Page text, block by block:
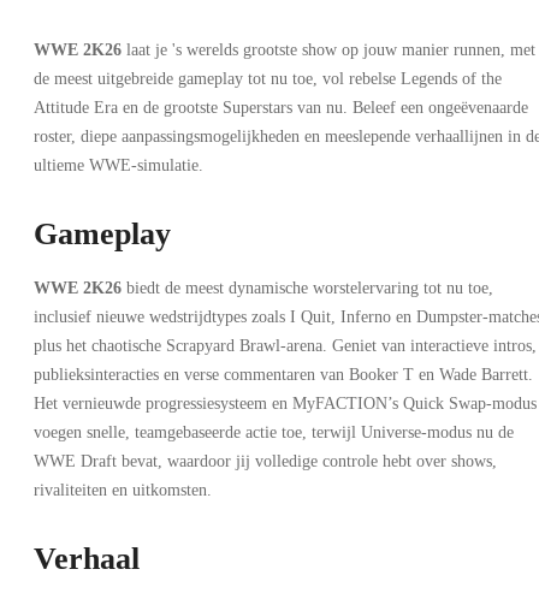
WWE 2K26 laat je 's werelds grootste show op jouw manier runnen, met
de meest uitgebreide gameplay tot nu toe, vol rebelse Legends of the
Attitude Era en de grootste Superstars van nu. Beleef een ongeëvenaarde
roster, diepe aanpassingsmogelijkheden en meeslepende verhaallijnen in
ultieme WWE-simulatie.
Gameplay
WWE 2K26 biedt de meest dynamische worstelervaring tot nu toe,
inclusief nieuwe wedstrijdtypes zoals I Quit, Inferno en Dumpster-
plus het chaotische Scrapyard Brawl-arena. Geniet van interactieve intros,
publieksinteracties en verse commentaren van Booker T en Wade Barrett.
Het vernieuwde progressiesysteem en MyFACTION’s Quick Swap-modus
voegen snelle, teamgebaseerde actie toe, terwijl Universe-modus nu de
WWE Draft bevat, waardoor jij volledige controle hebt over shows,
rivaliteiten en uitkomsten.
Verhaal